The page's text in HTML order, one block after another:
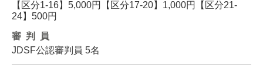
【区分1-16】5,000円【区分17-20】1,000円【区分21-
24】500円
審判員
JDSF公認審判員 5名